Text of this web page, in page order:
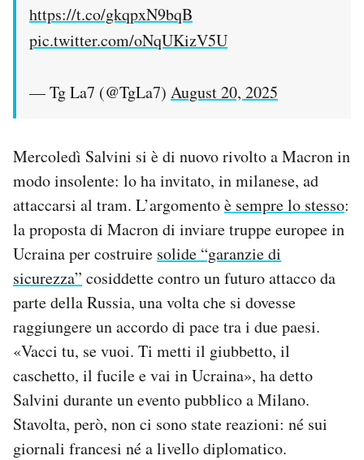
https://t.co/gkqpxN9bqB
pic.twitter.com/oNqUKizV5U
— Tg La7 (@TgLa7) August 20, 2025
Mercoledì Salvini si è di nuovo rivolto a Macron in
modo insolente: lo ha invitato, in milanese, ad
attaccarsi al tram. L’argomentoè sempre lo stesso:
la proposta di Macron di inviare truppe europee in
Ucraina per costruire solide “garanzie di
sicurezza” cosiddette contro un futuro attacco da
parte della Russia, una volta che si dovesse
raggiungere un accordo di pace tra i due paesi.
«Vacci tu, se vuoi. Ti metti il giubbetto, il
caschetto, il fucile e vai in Ucraina», ha detto
Salvini durante un evento pubblico a Milano.
Stavolta, però, non ci sono state reazioni: né sui
giornali francesi né a livello diplomatico.